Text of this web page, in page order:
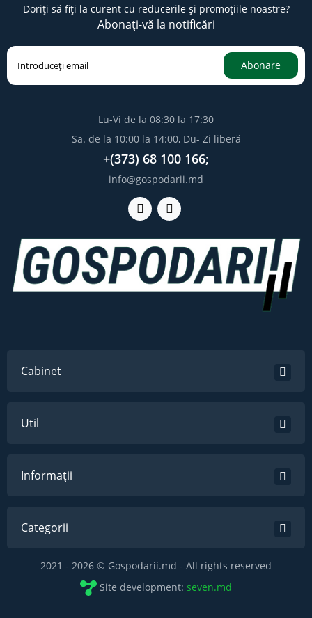
Doriți să fiți la curent cu reducerile și promoțiile noastre?
Abonați-vă la notificări
Abonare
Lu-Vi de la 08:30 la 17:30
Sa. de la 10:00 la 14:00, Du- Zi liberă
+(373) 68 100 166;
info@gospodarii.md
Cabinet
Util
Informații
Categorii
2021 - 2026 © Gospodarii.md - All rights reserved
Site development: seven.md